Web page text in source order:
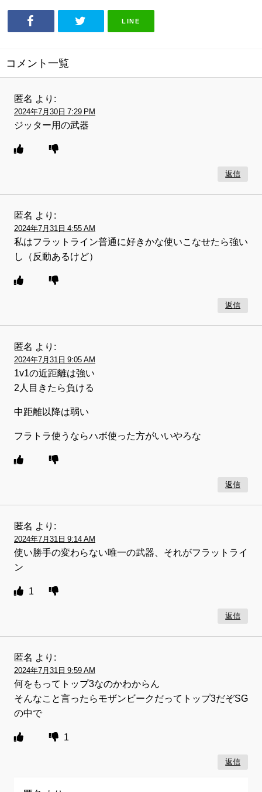
LINE
コメント一覧
匿名 より:
2024年7月30日 7:29 PM
ジッター用の武器
返信
匿名 より:
2024年7月31日 4:55 AM
私はフラットライン普通に好きかな使いこなせたら強い
し（反動あるけど）
返信
匿名 より:
2024年7月31日 9:05 AM
1v1の近距離は強い
2人目きたら負ける
中距離以降は弱い
フラトラ使うならハボ使った方がいいやろな
返信
匿名 より:
2024年7月31日 9:14 AM
使い勝手の変わらない唯一の武器、それがフラットライ
ン
1
返信
匿名 より:
2024年7月31日 9:59 AM
何をもってトップ3なのかわからん
そんなこと言ったらモザンビークだってトップ3だぞSG
の中で
1
返信